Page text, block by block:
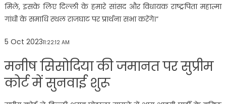
मिले, इसके लिए दिल्ली के हमारे सांसद और विधायक राष्ट्रपिता महात्मा
गांधी के समाधि स्थल राजघाट पर प्रार्थना सभा करेंगे।”
5 Oct 202311:22:12 AM
मनीष सिसोदिया की जमानत पर सुप्रीम
कोर्ट में सुनवाई शुरू